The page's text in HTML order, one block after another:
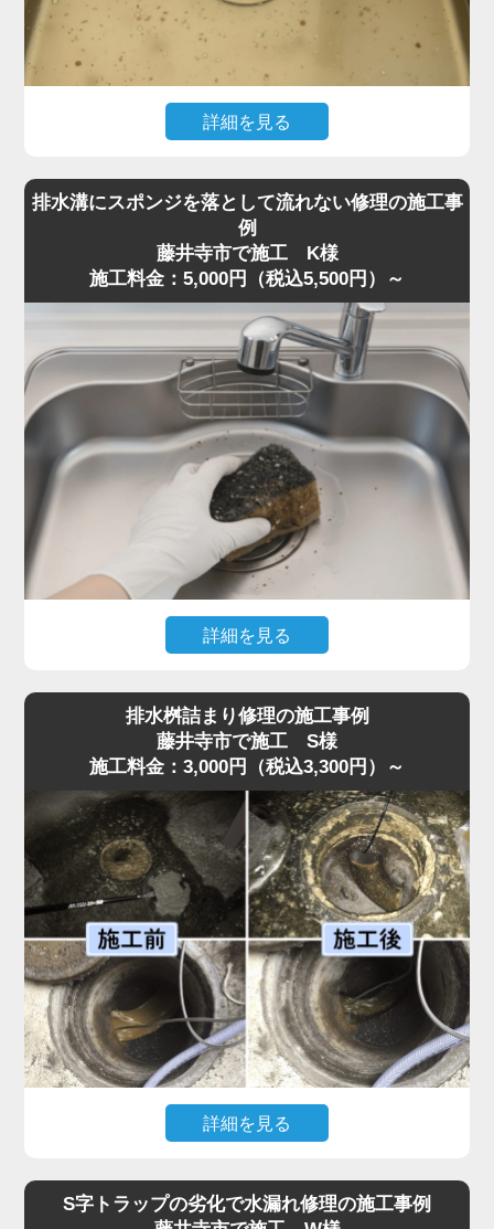
ディスポーザーの異音・悪臭・排水不良は故障の前兆で
す。このような症状があれば、お早めに水道の達人へご相
談ください。
詳細を見る
ボゴボ音が出る」とのご相談でした。
訪問し確認すると、S字トラップの内部に米粒・麺類の細
片が残り、油脂と混ざって固着していました。
S字トラップは構造上ゴミが溜まりやすく、一度固まると
空気の抜けが悪くなり、臭気が逆流することがあります。
トラップを分解し内部を洗浄、蛇腹ホースの油膜も除去し
て流路を確保しました。
作業は50分ほどで完了し、「最短即日で対応してくれた」
「明朗会計で助かった」とご満足いただきました。
悪臭・ゴボゴボ音は詰まりの代表的サインです。少しでも
異常を感じたら水道の達人へ早めにご相談ください。
排水溝にスポンジを落として流れない修理の施工事
例
藤井寺市で施工 K様
施工料金：5,000円（税込5,500円）～
詳細を見る
水が流れなくなったとのご相談。
弊社のスタッフが最短即日で伺ったところ、スポンジがS
字トラップ奥まで入り込み、圧縮されて油脂汚れと一体化
して管を完全に塞いでいました。
異物落下は無理に取り出そうとするとさらに奥へ押し込ん
でしまうため、状況に応じて慎重な分解作業が必要です。
今回はトラップを外し、油脂と絡んだスポンジを取り除い
たうえで、内部洗浄を行い再発防止処置も実施。作業は45
分ほどで完了しました。
「明朗会計で安心して依頼できた」とのお声をいただいて
います。異物が落ちた場合は自分で触らず、早めに水道の
達人へご相談ください。
排水桝詰まり修理の施工事例
藤井寺市で施工 S様
施工料金：3,000円（税込3,300円）～
詳細を見る
た」との依頼で水道の達人が急行。調査すると、排水桝の
S字トラップの劣化で水漏れ修理の施工事例